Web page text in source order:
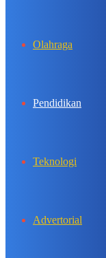
Olahraga
Pendidikan
Teknologi
Advertorial